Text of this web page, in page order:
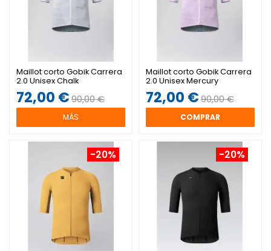
Maillot corto Gobik Carrera
2.0 Unisex Chalk
72,00 €90,00 €
MÁS
Maillot corto Gobik Carrera
2.0 Unisex Mercury
72,00 €90,00 €
COMPRAR
-20% -20%